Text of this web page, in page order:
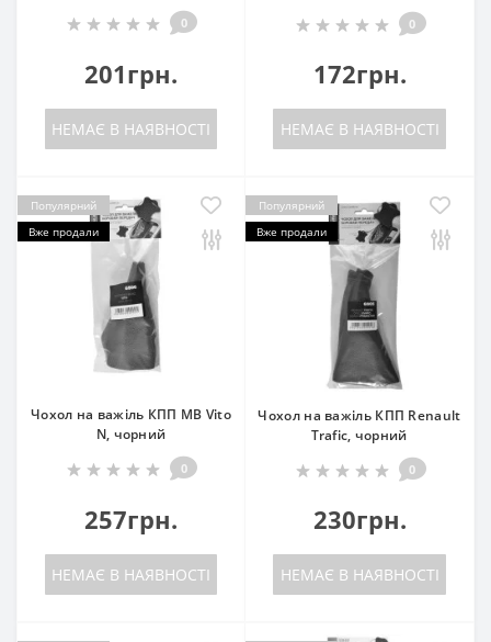
0
201грн.
НЕМАЄ В НАЯВНОСТІ
0
172грн.
НЕМАЄ В НАЯВНОСТІ
Популярний
Вже продали
Чохол на важіль КПП MB Vito
N, чорний
0
257грн.
НЕМАЄ В НАЯВНОСТІ
Популярний
Вже продали
Чохол на важіль КПП Renault
Trafic, чорний
0
230грн.
НЕМАЄ В НАЯВНОСТІ